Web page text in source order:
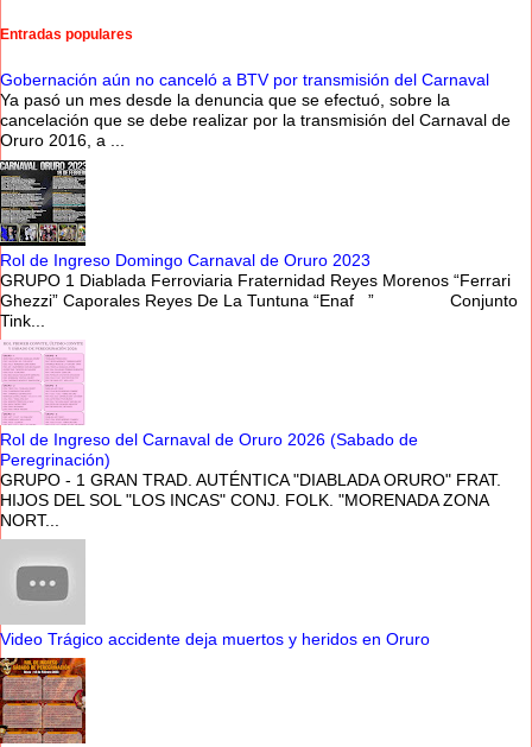
Entradas populares
Gobernación aún no canceló a BTV por transmisión del Carnaval
Ya pasó un mes desde la denuncia que se efectuó, sobre la
cancelación que se debe realizar por la transmisión del Carnaval de
Oruro 2016, a ...
Rol de Ingreso Domingo Carnaval de Oruro 2023
GRUPO 1 Diablada Ferroviaria Fraternidad Reyes Morenos “Ferrari
Ghezzi” Caporales Reyes De La Tuntuna “Enaf ” Conjunto
Tink...
Rol de Ingreso del Carnaval de Oruro 2026 (Sabado de
Peregrinación)
GRUPO - 1 GRAN TRAD. AUTÉNTICA "DIABLADA ORURO" FRAT.
HIJOS DEL SOL "LOS INCAS" CONJ. FOLK. "MORENADA ZONA
NORT...
Video Trágico accidente deja muertos y heridos en Oruro